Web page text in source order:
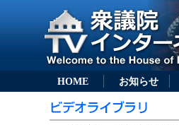
HOME お知らせ